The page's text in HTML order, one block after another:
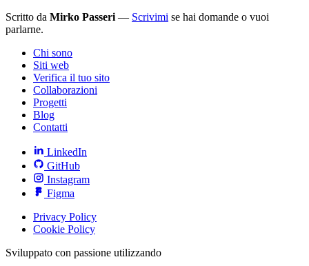
Scritto da Mirko Passeri — Scrivimi se hai domande o vuoi
parlarne.
Chi sono
Siti web
Verifica il tuo sito
Collaborazioni
Progetti
Blog
Contatti
LinkedIn
GitHub
Instagram
Figma
Privacy Policy
Cookie Policy
Sviluppato con passione utilizzando